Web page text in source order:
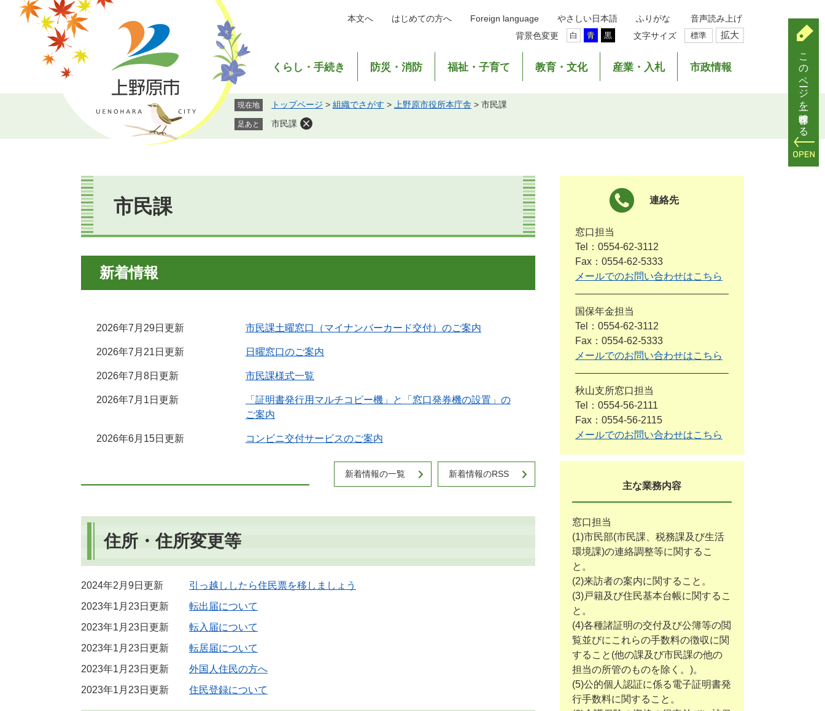
で
ば
本
本文へ はじめての方へ Foreign language やさしい日本語 ふりがな
音声読み上げ
背景色変更
白 青 黒 文字サイズ 標準 拡大
くらし・手続き 防災・消防 福祉・子育て 教育・文化 産業・入札 市政情報
現在地 トップページ > 組織でさがす > 上野原市役所本庁舎 > 市民課
足あと 市民課
本
文
市民課
新着情報
2026年7月29日更新 市民課土曜窓口（マイナンバーカード交付）のご案内
2026年7月21日更新 日曜窓口のご案内
2026年7月8日更新 市民課様式一覧
2026年7月1日更新
「証明書発行用マルチコピー機」と「窓口発券機の設置」の
ご案内
2026年6月15日更新 コンビニ交付サービスのご案内
新着情報の一覧 新着情報のRSS
住所・住所変更等
2024年2月9日更新
引っ越ししたら住民票を移しましょう
2023年1月23日更新
転出届について
2023年1月23日更新
転入届について
2023年1月23日更新
転居届について
2023年1月23日更新
外国人住民の方へ
2023年1月23日更新
住民登録について
連絡先
窓口担当
Tel：0554-62-3112
Fax：0554-62-5333
メールでのお問い合わせはこちら
国保年金担当
Tel：0554-62-3112
Fax：0554-62-5333
メールでのお問い合わせはこちら
秋山支所窓口担当
Tel：0554-56-2111
Fax：0554-56-2115
メールでのお問い合わせはこちら
主な業務内容
窓口担当
(1)市民部(市民課、税務課及び生活
環境課)の連絡調整等に関するこ
と。
(2)来訪者の案内に関すること。
(3)戸籍及び住民基本台帳に関するこ
と。
(4)各種諸証明の交付及び公簿等の閲
覧並びにこれらの手数料の徴収に関
すること(他の課及び市民課の他の
担当の所管のものを除く。)。
(5)公的個人認証に係る電子証明書発
行手数料に関すること。
このページを一時保存する